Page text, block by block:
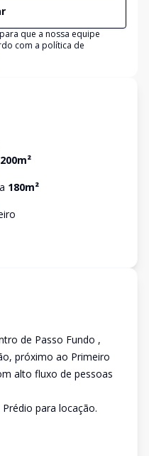
que a nossa equipe
com a política de
200m²
180m²
de Passo Fundo ,
próximo ao Primeiro
alto fluxo de pessoas
para locação.